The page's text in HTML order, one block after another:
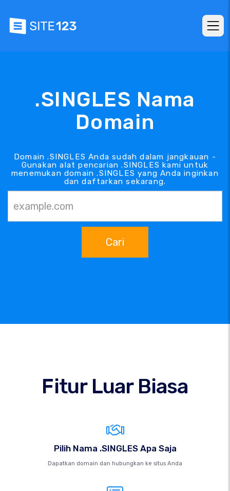
.SINGLES Nama
Domain
Domain .SINGLES Anda sudah dalam jangkauan -
Gunakan alat pencarian .SINGLES kami untuk
menemukan domain .SINGLES yang Anda inginkan
dan daftarkan sekarang.
Cari
Fitur Luar Biasa
Pilih Nama .SINGLES Apa Saja
Dapatkan domain dan hubungkan ke situs Anda